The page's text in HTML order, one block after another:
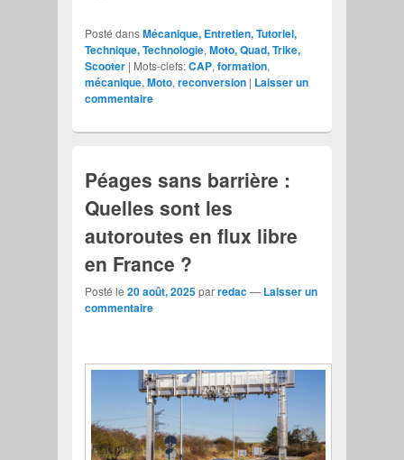
Posté dansMécanique, Entretien, Tutoriel,
Technique, Technologie,Moto, Quad, Trike,
Scooter | Mots-clefs:CAP,formation,
mécanique,Moto,reconversion | Laisser un
commentaire
Péages sans barrière :
Quelles sont les
autoroutes en flux libre
en France ?
Posté le20 août, 2025parredac— Laisser un
commentaire